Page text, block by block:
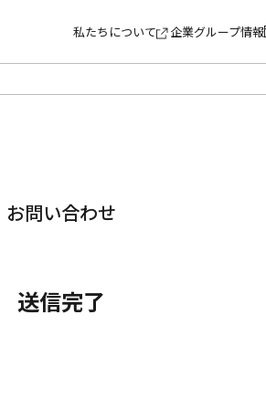
私たちについて 企業グループ情報
お問い合わせ
送信完了